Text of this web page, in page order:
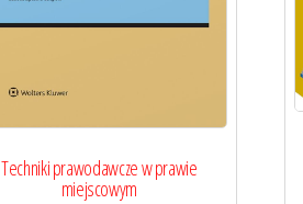
Techniki prawodawcze w prawie
miejscowym